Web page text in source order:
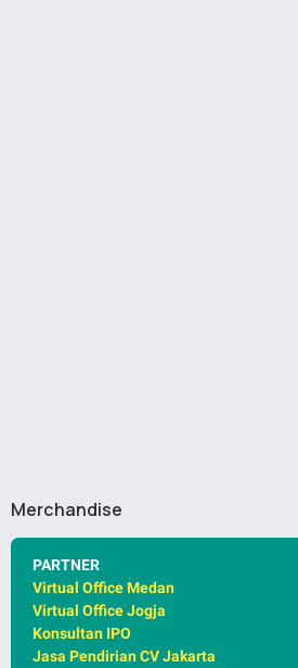
Merchandise
PARTNER
Virtual Office Medan
Virtual Office Jogja
Konsultan IPO
Jasa Pendirian CV Jakarta